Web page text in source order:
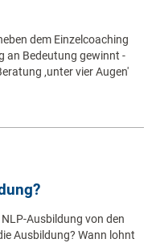
dem Einzelcoaching
an Bedeutung gewinnt -
‚unter vier Augen'
Ausbildung von den
Ausbildung? Wann lohnt